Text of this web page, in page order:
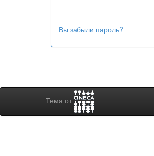
Вы забыли пароль?
Тема от